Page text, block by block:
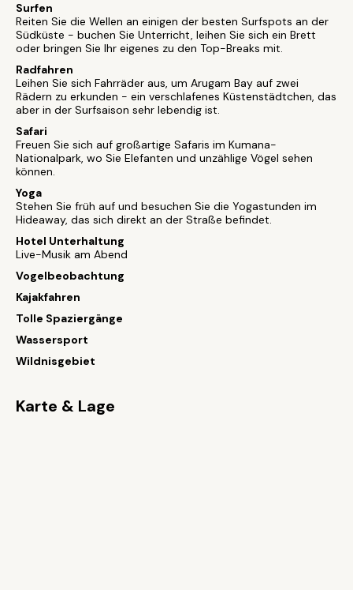
Surfen
Reiten Sie die Wellen an einigen der besten Surfspots an der
Südküste - buchen Sie Unterricht, leihen Sie sich ein Brett
oder bringen Sie Ihr eigenes zu den Top-Breaks mit.
Radfahren
Leihen Sie sich Fahrräder aus, um Arugam Bay auf zwei
Rädern zu erkunden - ein verschlafenes Küstenstädtchen, das
aber in der Surfsaison sehr lebendig ist.
Safari
Freuen Sie sich auf großartige Safaris im Kumana-
Nationalpark, wo Sie Elefanten und unzählige Vögel sehen
können.
Yoga
Stehen Sie früh auf und besuchen Sie die Yogastunden im
Hideaway, das sich direkt an der Straße befindet.
Hotel Unterhaltung
Live-Musik am Abend
Vogelbeobachtung
Kajakfahren
Tolle Spaziergänge
Wassersport
Wildnisgebiet
Karte & Lage